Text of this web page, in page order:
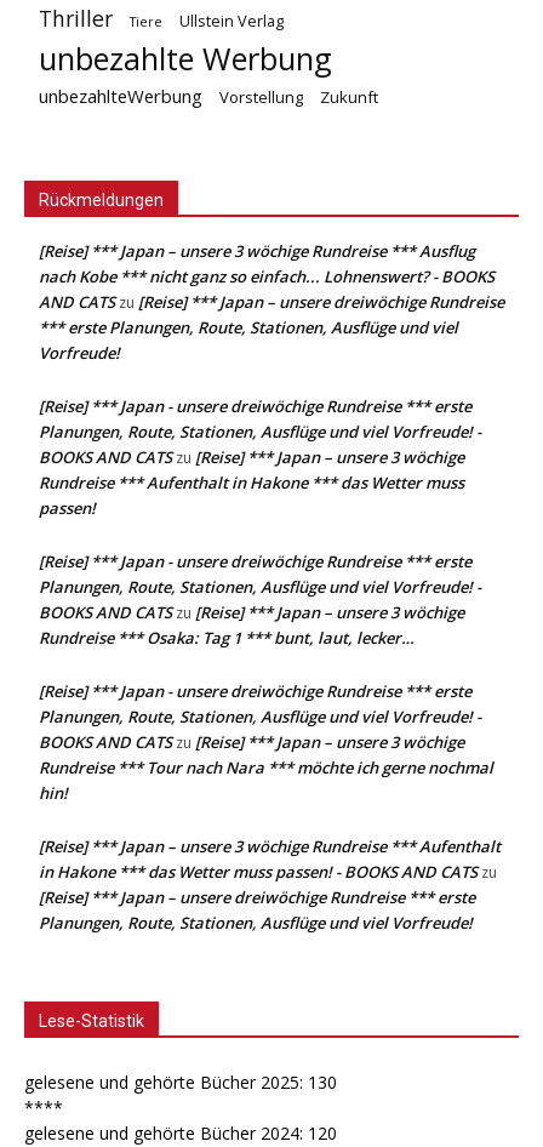
Thriller Tiere Ullstein Verlag
unbezahlte Werbung
unbezahlteWerbung Vorstellung Zukunft
Rückmeldungen
[Reise] *** Japan – unsere 3 wöchige Rundreise *** Ausflug
nach Kobe *** nicht ganz so einfach... Lohnenswert? - BOOKS
AND CATSzu [Reise] *** Japan – unsere dreiwöchige Rundreise
*** erste Planungen, Route, Stationen, Ausflüge und viel
Vorfreude!
[Reise] *** Japan - unsere dreiwöchige Rundreise *** erste
Planungen, Route, Stationen, Ausflüge und viel Vorfreude! -
BOOKS AND CATSzu [Reise] *** Japan – unsere 3 wöchige
Rundreise *** Aufenthalt in Hakone *** das Wetter muss
passen!
[Reise] *** Japan - unsere dreiwöchige Rundreise *** erste
Planungen, Route, Stationen, Ausflüge und viel Vorfreude! -
BOOKS AND CATSzu [Reise] *** Japan – unsere 3 wöchige
Rundreise *** Osaka: Tag 1 *** bunt, laut, lecker…
[Reise] *** Japan - unsere dreiwöchige Rundreise *** erste
Planungen, Route, Stationen, Ausflüge und viel Vorfreude! -
BOOKS AND CATSzu [Reise] *** Japan – unsere 3 wöchige
Rundreise *** Tour nach Nara *** möchte ich gerne nochmal
hin!
[Reise] *** Japan – unsere 3 wöchige Rundreise *** Aufenthalt
in Hakone *** das Wetter muss passen! - BOOKS AND CATSzu
[Reise] *** Japan – unsere dreiwöchige Rundreise *** erste
Planungen, Route, Stationen, Ausflüge und viel Vorfreude!
Lese-Statistik
gelesene und gehörte Bücher 2025: 130
****
gelesene und gehörte Bücher 2024: 120